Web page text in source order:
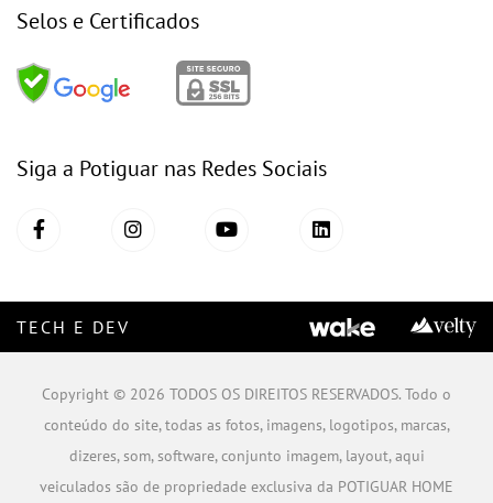
Selos e Certificados
Siga a Potiguar nas Redes Sociais
TECH E DEV
Copyright © 2026 TODOS OS DIREITOS RESERVADOS. Todo o
conteúdo do site, todas as fotos, imagens, logotipos, marcas,
dizeres, som, software, conjunto imagem, layout, aqui
veiculados são de propriedade exclusiva da POTIGUAR HOME